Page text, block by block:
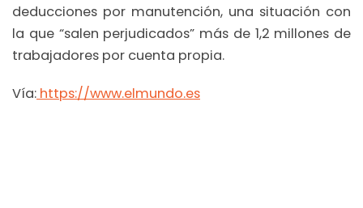
deducciones por manutención, una situación con
la que “salen perjudicados” más de 1,2 millones de
trabajadores por cuenta propia.
Vía: https://www.elmundo.es